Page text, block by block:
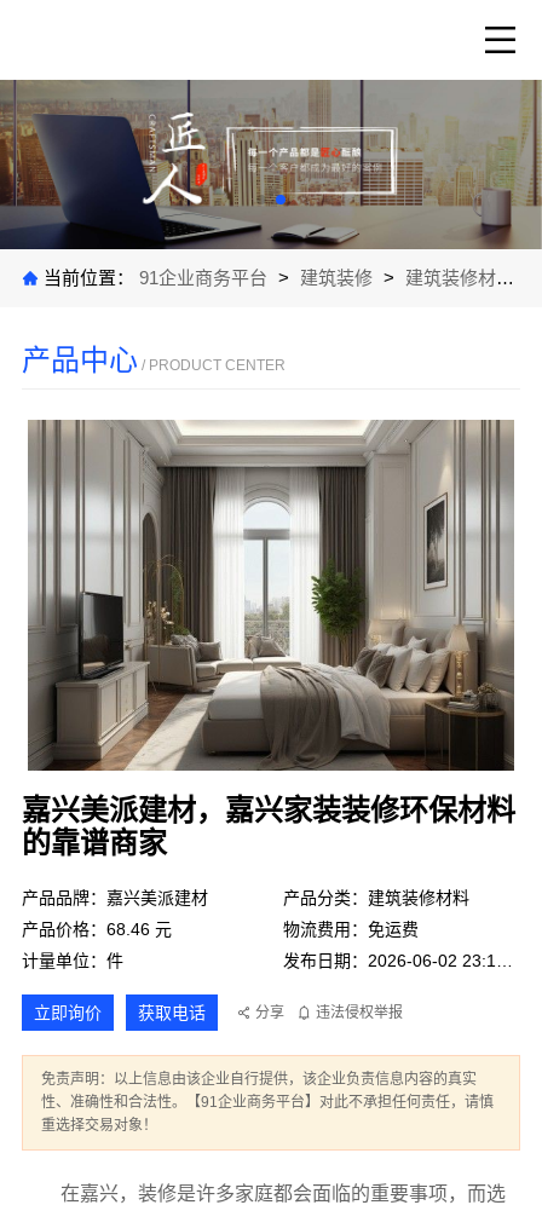
当前位置： 91企业商务平台 > 建筑装修 > 建筑装修材料
产品中心 / PRODUCT CENTER
嘉兴美派建材，嘉兴家装装修环保材料
的靠谱商家
产品品牌：嘉兴美派建材
产品分类：建筑装修材料
产品价格：68.46 元
物流费用：免运费
计量单位：件
立即询价 获取电话 分享 违法侵权举报
免责声明：以上信息由该企业自行提供，该企业负责信息内容的真实
性、准确性和合法性。【91企业商务平台】对此不承担任何责任，请慎
重选择交易对象！
在嘉兴，装修是许多家庭都会面临的重要事项，而选